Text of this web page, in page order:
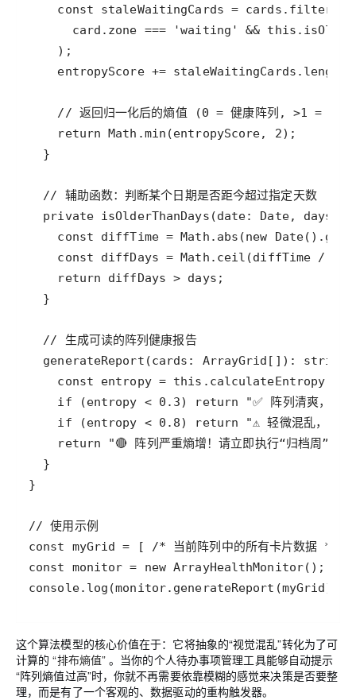
const staleWaitingCards = cards . filter
card . zone === 'waiting' && this .
entropyScore += staleWaitingCards . length
// 返回归一化后的熵值 (0 = 健康阵列, >1 = 需要
return Math .min (entropyScore, 2
// 辅助函数：判断某个日期是否距今超过指定天数
private isOlderThanDays (date: Date, days
const
diffTime = Math . abs (new Date().
const
diffDays = Math . ceil (diffTime /
return
diffDays > days
// 生成可读的阵列健康报告
generateReport (cards : ArrayGrid []): string
const
entropy = this . calculateEntropy
if (entropy < 0.3) return
"✅ 阵列清爽，排
if (entropy < 0.8) return
"⚠️ 轻微混乱，建议
return
"🔴 阵列严重熵增！请立即执行“归档周”，
// 使用示例
const
myGrid = [ /* 当前阵列中的所有卡片数据 */
const
monitor = new ArrayHealthMonitor
console. log (monitor. generateReport (myGrid));
这个算法模型的核心价值在于：它将抽象的“视觉混乱”转化为了可
计算的“排布熵值” 。当你的个人待办事项管理工具能够自动提示
“阵列熵值过高”时，你就不再需要依靠模糊的感觉来决策是否要整
理，而是有了一个客观的、数据驱动的重构触发器。